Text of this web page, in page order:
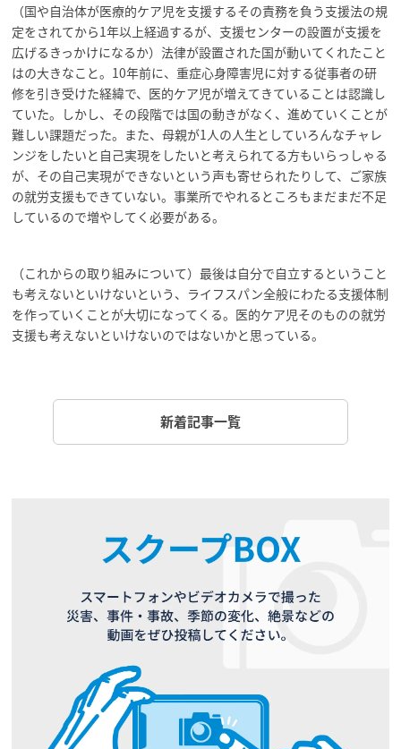
（国や自治体が医療的ケア児を支援するその責務を負う支援法の規
定をされてから1年以上経過するが、支援センターの設置が支援を
広げるきっかけになるか）法律が設置された国が動いてくれたこと
はの大きなこと。10年前に、重症心身障害児に対する従事者の研
修を引き受けた経緯で、医的ケア児が増えてきていることは認識し
ていた。しかし、その段階では国の動きがなく、進めていくことが
難しい課題だった。また、母親が1人の人生としていろんなチャレ
ンジをしたいと自己実現をしたいと考えられてる方もいらっしゃる
が、その自己実現ができないという声も寄せられたりして、ご家族
の就労支援もできていない。事業所でやれるところもまだまだ不足
しているので増やしてく必要がある。
（これからの取り組みについて）最後は自分で自立するということ
も考えないといけないという、ライフスパン全般にわたる支援体制
を作っていくことが大切になってくる。医的ケア児そのものの就労
支援も考えないといけないのではないかと思っている。
新着記事一覧